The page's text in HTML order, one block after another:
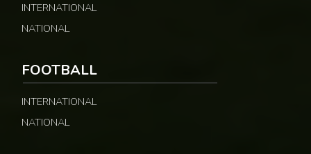
INTERNATIONAL
NATIONAL
FOOTBALL
INTERNATIONAL
NATIONAL